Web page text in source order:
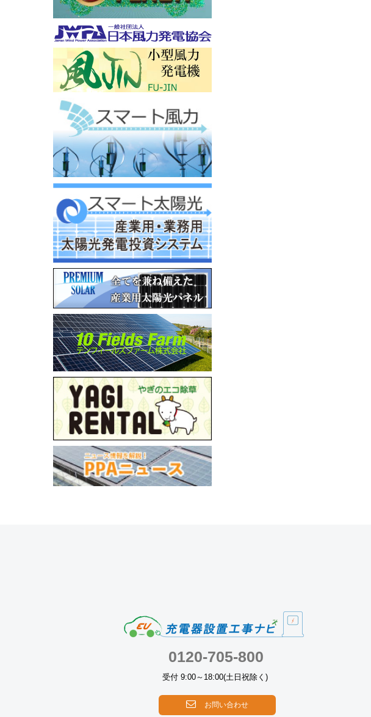
0120-705-800
受付 9:00～18:00(土日祝除く)
お問い合わせ